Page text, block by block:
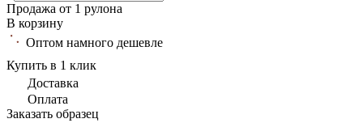
Продажа от 1 рулона
В корзину
Оптом намного дешевле
Купить в 1 клик
Доставка
Оплата
Заказать образец